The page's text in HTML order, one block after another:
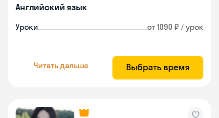
Английский язык
Уроки от 1090 ₽ / урок
Читать дальше Выбрать время